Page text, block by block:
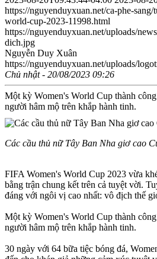
https://nguyenduyxuan.net/ca-phe-
world-cup-2023-11998.html
https://nguyenduyxuan.net/uploads/
dich.jpg
Nguyễn Duy Xuân
https://nguyenduyxuan.net/uploads/
Chủ nhật - 20/08/2023 09:26
Một kỳ Women's World Cup thành
người hâm mộ trên khắp hành tinh.
Các cầu thủ nữ Tây Ban Nha giơ cao
FIFA Women's World Cup 2023 vừa
bằng trận chung kết trên cả tuyệt vời.
đáng với ngôi vị cao nhất: vô địch thế
Một kỳ Women's World Cup thành
người hâm mộ trên khắp hành tinh.
30 ngày với 64 bữa tiệc bóng đá,